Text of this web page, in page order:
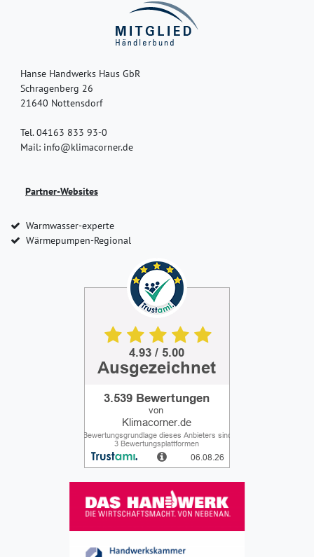
Hanse Handwerks Haus GbR
Schragenberg 26
21640 Nottensdorf
Tel. 04163 833 93-0
Mail: info@klimacorner.de
Partner-Websites
Warmwasser-experte
Wärmepumpen-Regional